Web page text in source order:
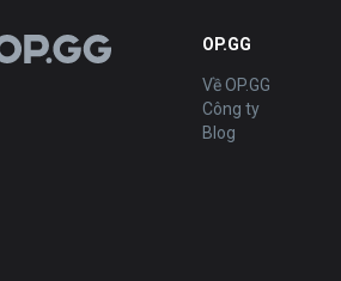
OP.GG
Về OP.GG
Công ty
Blog